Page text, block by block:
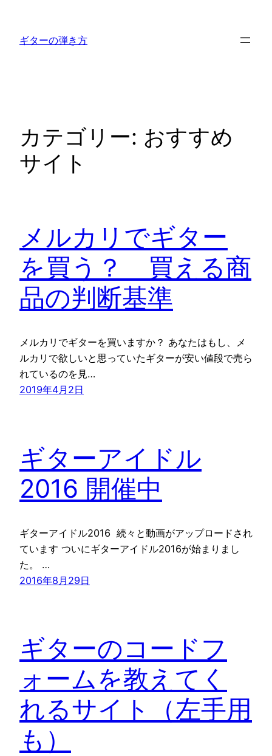
ギターの弾き方
カテゴリー: おすすめ
サイト
メルカリでギター
を買う？ 買える商
品の判断基準
メルカリでギターを買いますか？ あなたはもし、メ
ルカリで欲しいと思っていたギターが安い値段で売ら
れているのを見…
2019年4月2日
ギターアイドル
2016 開催中
ギターアイドル2016 続々と動画がアップロードされ
ています ついにギターアイドル2016が始まりまし
た。 …
2016年8月29日
ギターのコードフ
ォームを教えてく
れるサイト（左手用
も）